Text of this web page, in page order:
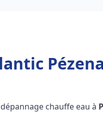
chauffe eau à